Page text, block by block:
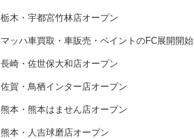
栃木・宇都宮竹林店オープン
マッハ車買取・車販売・ペイントのFC展開開始
長崎・佐世保大和店オープン
佐賀・鳥栖インター店オープン
熊本・熊本はません店オープン
熊本・人吉球磨店オープン